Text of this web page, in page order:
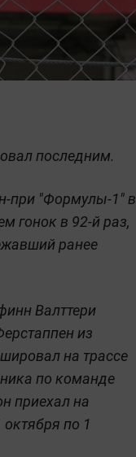
последним.
при "Формулы-1" в
гонок в 92-й раз,
ранее
Валттери
из
на трассе
по команде
приехал на
по 1